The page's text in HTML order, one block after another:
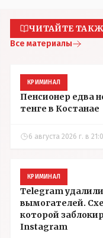
ЧИТАЙТЕ
Все материалы
КРИМИНАЛ
Пенсионер едва
тенге в Костанае
6 августа 2026 г. в
КРИМИНАЛ
Telegram
вымогателей.
которой
Instagram